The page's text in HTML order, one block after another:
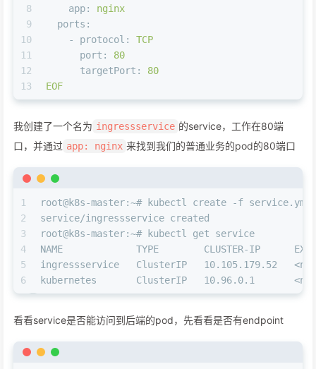
8
9
10
11
12
13
app:
nginx
ports:
-
protocol:
TCP
port:
80
targetPort:
80
EOF
我创建了一个名为 ingressservice 的service，工作在80端
口，并通过 app: nginx 来找到我们的普通业务的pod的80端口
1
2
3
4
5
6
root@k8s-master:~# kubectl create -f service.yml
service/ingressservice created
root@k8s-master:~# kubectl get service
NAME             TYPE        CLUSTER-IP
ingressservice   ClusterIP   10.105.179.52
kubernetes       ClusterIP   10.96.0.1
看看service是否能访问到后端的pod，先看看是否有endpoint